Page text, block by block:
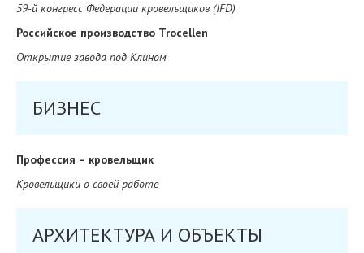
59-й конгресс Федерации кровельщиков (IFD)
Российское производство Trocellen
Открытие завода под Клином
БИЗНЕС
Профессия – кровельщик
Кровельщики о своей работе
АРХИТЕКТУРА И ОБЪЕКТЫ